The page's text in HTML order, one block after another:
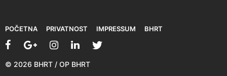
POČETNA PRIVATNOST IMPRESSUM BHRT
© 2026 BHRT / OP BHRT